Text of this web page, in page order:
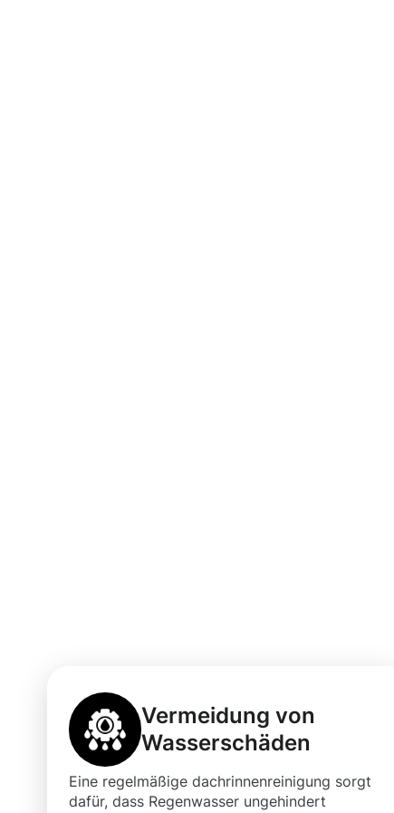
Vermeidung von
Wasserschäden
Eine regelmäßige dachrinnenreinigung sorgt
dafür, dass Regenwasser ungehindert